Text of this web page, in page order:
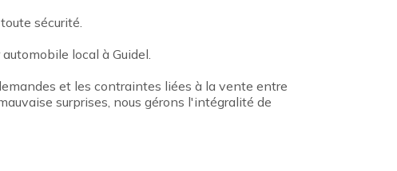
sécurité.
local à Guidel.
et les contraintes liées à la vente entre
surprises, nous gérons l'intégralité de